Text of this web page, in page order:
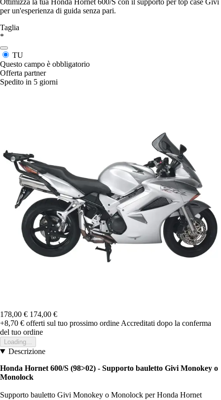
Ottimizza la tua Honda Hornet 600/S con il supporto per top case Givi
per un'esperienza di guida senza pari.
Taglia
*
TU
Questo campo è obbligatorio
Offerta partner
Spedito in 5 giorni
178,00 € 174,00 €
+8,70 € offerti sul tuo prossimo ordine Accreditati dopo la conferma
del tuo ordine
Loading...
Descrizione
Honda Hornet 600/S (98>02) - Supporto bauletto Givi Monokey o
Monolock
Supporto bauletto Givi Monokey o Monolock per Honda Hornet